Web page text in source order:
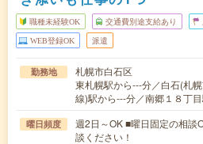
職種未経験OK 交通費別途支給あり
WEB登録OK 派遣
勤務地
札幌市白石区
東札幌駅から---分／白石(札
線)駅から---分／南郷１８丁
曜日頻度
週2日～OK ■曜日固定の相談
談ください！